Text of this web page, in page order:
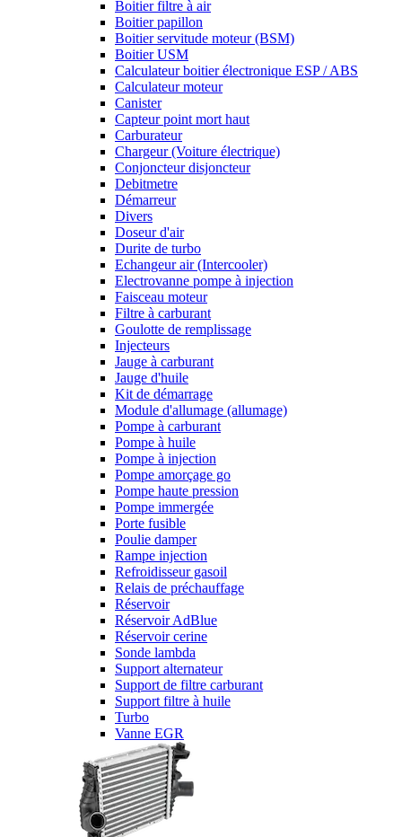
Boitier filtre à air
Boitier papillon
Boitier servitude moteur (BSM)
Boitier USM
Calculateur boitier électronique ESP / ABS
Calculateur moteur
Canister
Capteur point mort haut
Carburateur
Chargeur (Voiture électrique)
Conjoncteur disjoncteur
Debitmetre
Démarreur
Divers
Doseur d'air
Durite de turbo
Echangeur air (Intercooler)
Electrovanne pompe à injection
Faisceau moteur
Filtre à carburant
Goulotte de remplissage
Injecteurs
Jauge à carburant
Jauge d'huile
Kit de démarrage
Module d'allumage (allumage)
Pompe à carburant
Pompe à huile
Pompe à injection
Pompe amorçage go
Pompe haute pression
Pompe immergée
Porte fusible
Poulie damper
Rampe injection
Refroidisseur gasoil
Relais de préchauffage
Réservoir
Réservoir AdBlue
Réservoir cerine
Sonde lambda
Support alternateur
Support de filtre carburant
Support filtre à huile
Turbo
Vanne EGR